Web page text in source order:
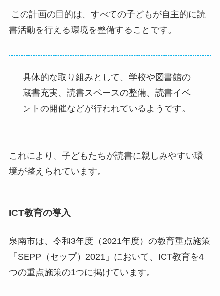
この計画の目的は、すべての子どもが自主的に読
書活動を行える環境を整備することです。
具体的な取り組みとして、学校や図書館の
蔵書充実、読書スペースの整備、読書イベ
ントの開催などが行われているようです。
これにより、子どもたちが読書に親しみやすい環
境が整えられています。
ICT教育の導入
泉南市は、令和3年度（2021年度）の教育重点施策
「SEPP（セップ）2021」において、ICT教育を4
つの重点施策の1つに掲げています。